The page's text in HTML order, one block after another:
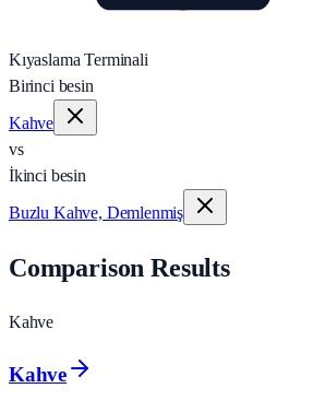
Kıyaslama Terminali
Birinci besin
Kahve
vs
İkinci besin
Buzlu Kahve, Demlenmiş
Comparison Results
Kahve
Kahve